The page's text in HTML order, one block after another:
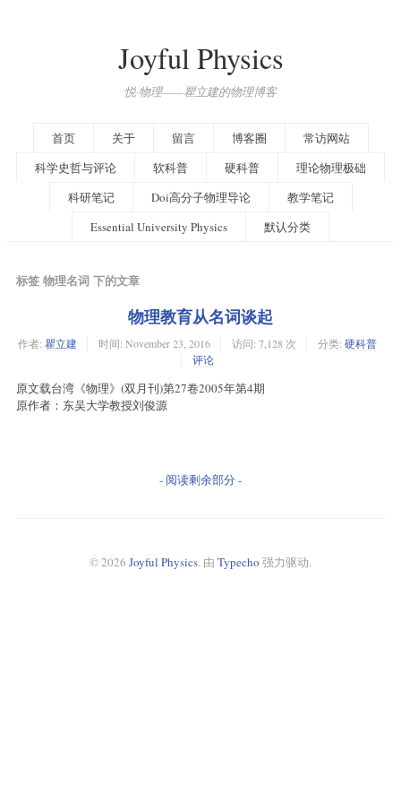
Joyful Physics
悦·物理——瞿立建的物理博客
首页 关于 留言 博客圈
常访网站
科学史哲与评论
软科普 硬科普
理论物理极础
科研笔记
Doi高分子物理导论
教学笔记
Essential University Physics
默认分类
标签 物理名词 下的文章
物理教育从名词谈起
作者: 瞿立建 时间: November 23, 2016 访问: 7,128 次 分类: 硬科普
评论
原文载台湾《物理》(双月刊)第27卷2005年第4期
原作者：东吴大学教授刘俊源
- 阅读剩余部分 -
© 2026 Joyful Physics. 由 Typecho 强力驱动.